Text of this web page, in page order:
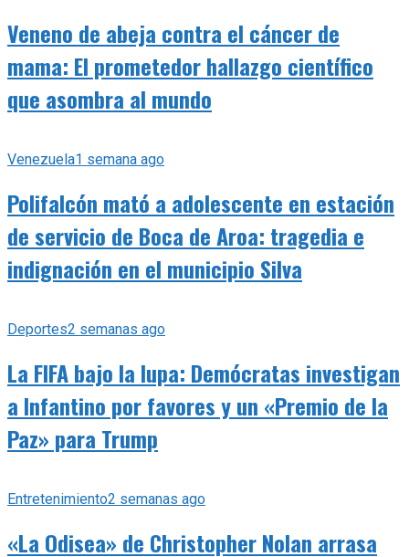
Veneno de abeja contra el cáncer de
mama: El prometedor hallazgo científico
que asombra al mundo
Venezuela1 semana ago
Polifalcón mató a adolescente en estación
de servicio de Boca de Aroa: tragedia e
indignación en el municipio Silva
Deportes2 semanas ago
La FIFA bajo la lupa: Demócratas investigan
a Infantino por favores y un «Premio de la
Paz» para Trump
Entretenimiento2 semanas ago
«La Odisea» de Christopher Nolan arrasa